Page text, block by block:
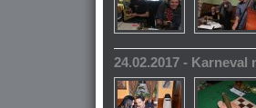
24.02.2017 -